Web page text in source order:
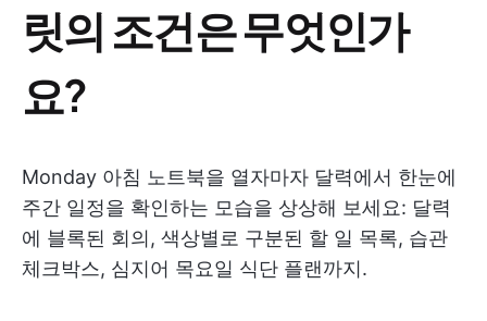
릿의 조건은 무엇인가
요?
Monday 아침 노트북을 열자마자 달력에서 한눈에
주간 일정을 확인하는 모습을 상상해 보세요: 달력
에 블록된 회의, 색상별로 구분된 할 일 목록, 습관
체크박스, 심지어 목요일 식단 플랜까지.